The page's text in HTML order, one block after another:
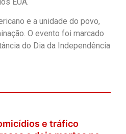
e a unidade do povo,
O evento foi marcado
do Dia da Independência
e tráfico